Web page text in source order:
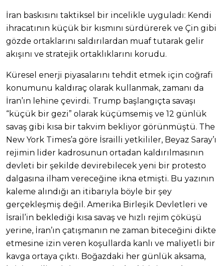
İran baskısını taktiksel bir incelikle uyguladı: Kendi
ihracatının küçük bir kısmını sürdürerek ve Çin gibi
gözde ortaklarını saldırılardan muaf tutarak gelir
akışını ve stratejik ortaklıklarını korudu.
Küresel enerji piyasalarını tehdit etmek için coğrafi
konumunu kaldıraç olarak kullanmak, zamanı da
İran’ın lehine çevirdi. Trump başlangıçta savaşı
“küçük bir gezi” olarak küçümsemiş ve 12 günlük
savaş gibi kısa bir takvim bekliyor görünmüştü. The
New York Times’a göre İsrailli yetkililer, Beyaz Saray’ı
rejimin lider kadrosunun ortadan kaldırılmasının
devleti bir şekilde devirebilecek yeni bir protesto
dalgasına ilham vereceğine ikna etmişti. Bu yazının
kaleme alındığı an itibarıyla böyle bir şey
gerçekleşmiş değil. Amerika Birleşik Devletleri ve
İsrail’in beklediği kısa savaş ve hızlı rejim çöküşü
yerine, İran’ın çatışmanın ne zaman biteceğini dikte
etmesine izin veren koşullarda kanlı ve maliyetli bir
kavga ortaya çıktı. Boğazdaki her günlük aksama,